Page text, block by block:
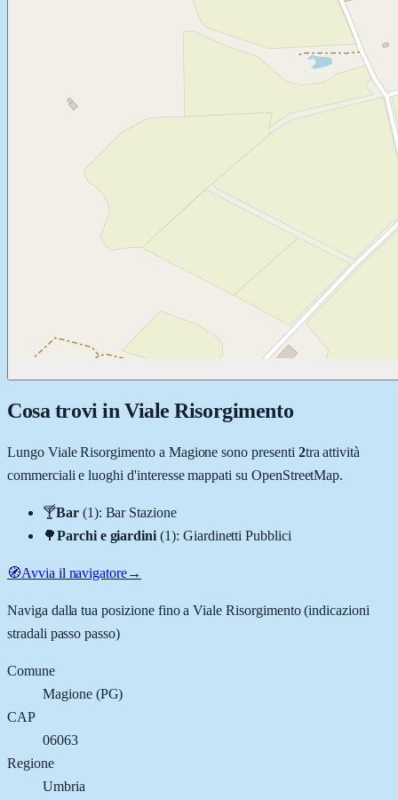
Cosa trovi in Viale Risorgimento
Lungo Viale Risorgimentoa Magione sono presenti 2tra attività
commerciali e luoghi d'interesse mappati su OpenStreetMap.
🍸Bar (1): Bar Stazione
🌳Parchi e giardini (1): Giardinetti Pubblici
🧭Avvia il navigatore→
Naviga dalla tua posizione fino aViale Risorgimento(indicazioni
stradali passo passo)
Comune
Magione(PG)
CAP
06063
Regione
Umbria